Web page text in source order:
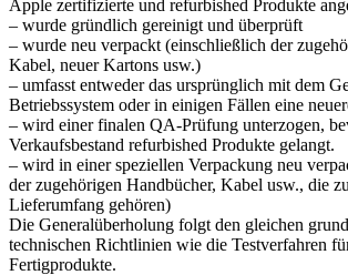
Apple zertifizierte und refurbished Produkte
– wurde gründlich gereinigt und überprüft
– wurde neu verpackt (einschließlich der
Kabel, neuer Kartons usw.)
– umfasst entweder das ursprünglich mit dem
Betriebssystem oder in einigen Fällen eine
– wird einer finalen QA-Prüfung unterzogen,
Verkaufsbestand refurbished Produkte gelangt.
– wird in einer speziellen Verpackung neu
der zugehörigen Handbücher, Kabel usw., die
Lieferumfang gehören)
Die Generalüberholung folgt den gleichen
technischen Richtlinien wie die Testverfahren
Fertigprodukte.